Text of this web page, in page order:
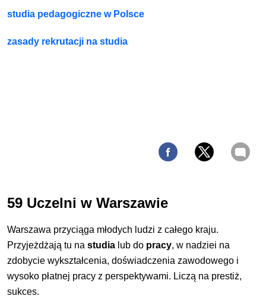
studia pedagogiczne w Polsce
zasady rekrutacji na studia
59 Uczelni w Warszawie
Warszawa przyciąga młodych ludzi z całego kraju.
Przyjeżdżają tu nastudia lub do pracy, w nadziei na
zdobycie wykształcenia, doświadczenia zawodowego i
wysoko płatnej pracy z perspektywami. Liczą na prestiż,
sukces.